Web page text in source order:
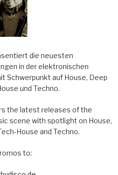
die neuesten
in der elektronischen
Schwerpunkt auf House, Deep
und Techno.
the latest releases of the
scene with spotlight on House,
House and Techno.
to: